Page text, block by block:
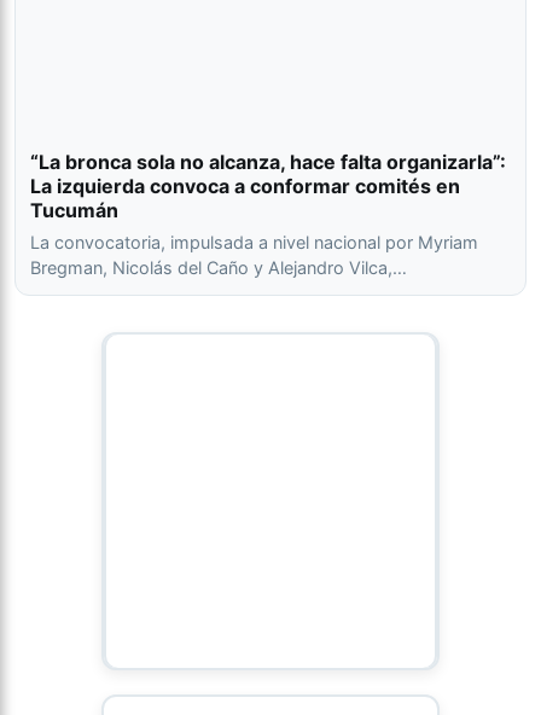
“La bronca sola no alcanza, hace falta organizarla”:
La izquierda convoca a conformar comités en
Tucumán
La convocatoria, impulsada a nivel nacional por Myriam
Bregman, Nicolás del Caño y Alejandro Vilca,…